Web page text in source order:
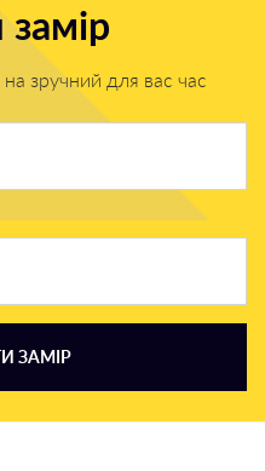
зручний для вас час
ЗАМІР